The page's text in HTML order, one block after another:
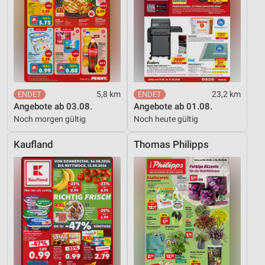
5,8 km
Angebote ab 03.08.
Noch morgen gültig
23,2 km
Angebote ab 01.08.
Noch heute gültig
Kaufland Thomas Philipps
Geräte anhand von aktiv angeforderten
Informationen identifizieren
Nicht-IAB-Verarbeitungszwecke:
Notwendig
Performance
Funktional
Werbung